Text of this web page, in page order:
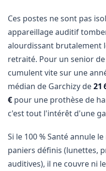
Ces postes ne sont pas
appareillage auditif
alourdissant brutalement
retraité. Pour un senior
cumulent vite sur une
médian de Garchizy de21
€ pour une prothèse de
c'est tout l'intérêt d'une
Si le 100 % Santé annule
paniers définis (lunettes,
auditives), il ne couvre ni